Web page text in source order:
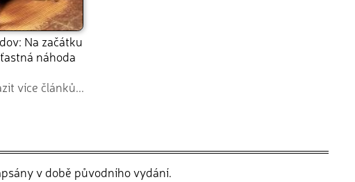
Na začátku
náhoda
více článků...
v době původního vydání.